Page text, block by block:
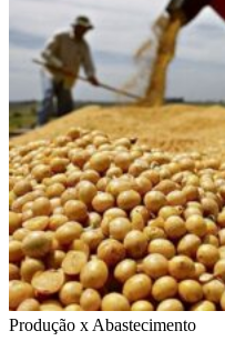
Produção x Abastecimento